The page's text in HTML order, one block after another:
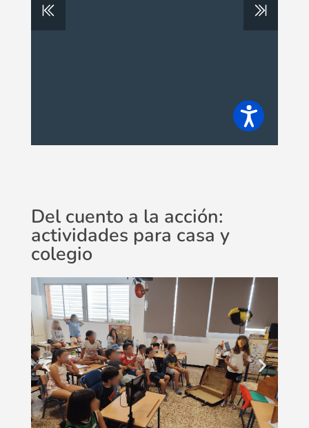
Del cuento a la acción:
actividades para casa y
colegio